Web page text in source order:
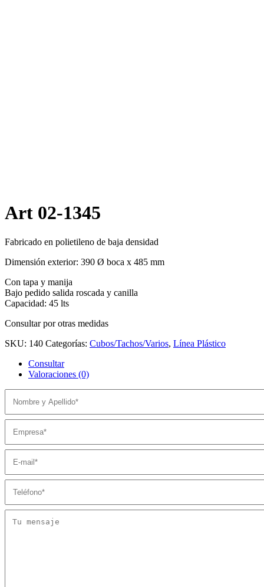
Art 02-1345
Fabricado en polietileno de baja densidad
Dimensión exterior: 390 Ø boca x 485 mm
Con tapa y manija
Bajo pedido salida roscada y canilla
Capacidad: 45 lts
Consultar por otras medidas
SKU: 140 Categorías: Cubos/Tachos/Varios, Línea Plástico
Consultar
Valoraciones (0)